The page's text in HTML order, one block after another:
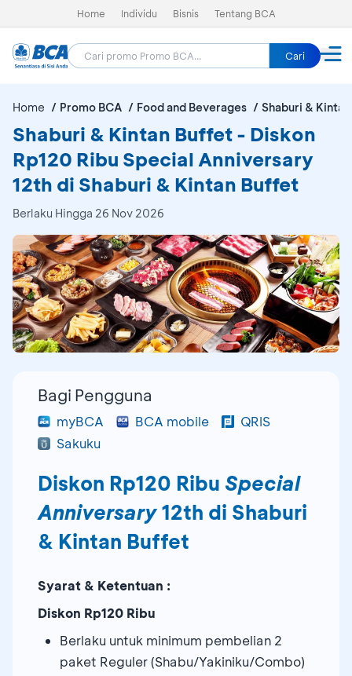
Home Individu Bisnis Tentang BCA
Cari
Home Promo BCA Food and Beverages Shaburi &
Shaburi & Kintan Buffet - Diskon
Rp120 Ribu Special Anniversary
12th di Shaburi & Kintan Buffet
Berlaku Hingga 26 Nov 2026
Bagi Pengguna
myBCA BCA mobile
QRIS
Sakuku
Diskon Rp120 Ribu Special
Anniversary12th di Shaburi
& Kintan Buffet
Syarat & Ketentuan :
Diskon Rp120 Ribu
Berlaku untuk minimum pembelian 2
paket Reguler (Shabu/Yakiniku/Combo)